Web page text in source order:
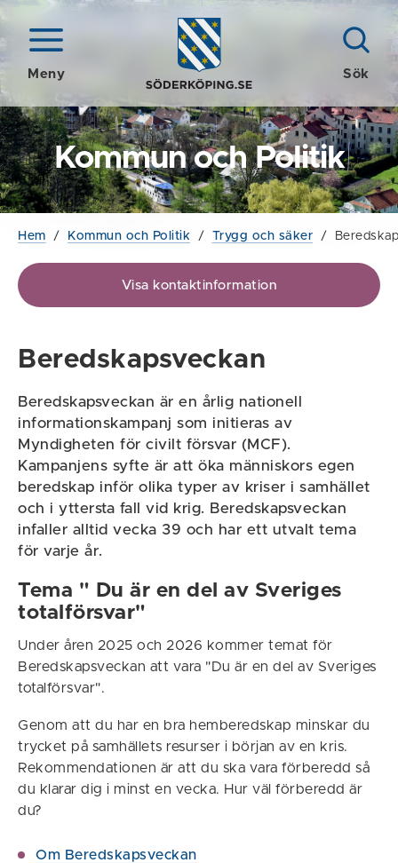
Meny Sök
Kommun och Politik
Hem / Kommun och Politik / Trygg och säker /
Visa kontaktinformation
Beredskapsveckan
Beredskapsveckan är en årlig nationell
informationskampanj som initieras av
Myndigheten för civilt försvar (MCF).
Kampanjens syfte är att öka människors egen
beredskap inför olika typer av kriser i samhället
och i yttersta fall vid krig. Beredskapsveckan
infaller alltid vecka 39 och har ett utvalt tema
för varje år.
Tema " Du är en del av Sveriges
totalförsvar"
Under åren 2025 och 2026 kommer temat för
Beredskapsveckan att vara "Du är en del av Sveriges
totalförsvar".
Genom att du har en bra hemberedskap minskar du
trycket på samhällets resurser i början av en kris.
Rekommendationen är att du ska vara förberedd så
du klarar dig i minst en vecka. Hur väl förberedd är
du?
Om Beredskapsveckan